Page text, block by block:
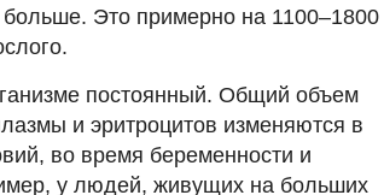
Это примерно на 1100–1800
постоянный. Общий объем
и эритроцитов изменяются в
во время беременности и
у людей, живущих на больших